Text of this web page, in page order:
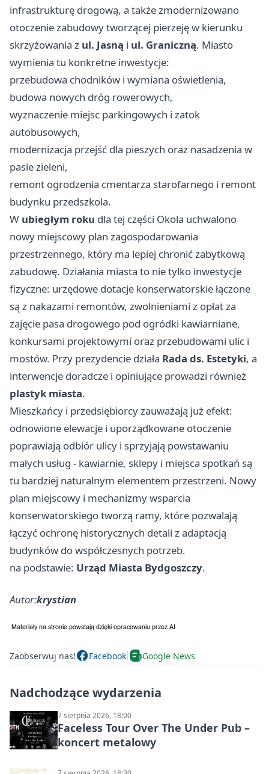
infrastrukturę drogową, a także zmodernizowano
otoczenie zabudowy tworzącej pierzeję w kierunku
skrzyżowania z ul. Jasną i ul. Graniczną. Miasto
wymienia tu konkretne inwestycje:
przebudowa chodników i wymiana oświetlenia,
budowa nowych dróg rowerowych,
wyznaczenie miejsc parkingowych i zatok
autobusowych,
modernizacja przejść dla pieszych oraz nasadzenia w
pasie zieleni,
remont ogrodzenia cmentarza starofarnego i remont
budynku przedszkola.
W ubiegłym roku dla tej części Okola uchwalono
nowy miejscowy plan zagospodarowania
przestrzennego, który ma lepiej chronić zabytkową
zabudowę. Działania miasta to nie tylko inwestycje
fizyczne: urzędowe dotacje konserwatorskie łączone
są z nakazami remontów, zwolnieniami z opłat za
zajęcie pasa drogowego pod ogródki kawiarniane,
konkursami projektowymi oraz przebudowami ulic i
mostów. Przy prezydencie działa Rada ds. Estetyki, a
interwencje doradcze i opiniujące prowadzi również
plastyk miasta.
Mieszkańcy i przedsiębiorcy zauważają już efekt:
odnowione elewacje i uporządkowane otoczenie
poprawiają odbiór ulicy i sprzyjają powstawaniu
małych usług - kawiarnie, sklepy i miejsca spotkań są
tu bardziej naturalnym elementem przestrzeni. Nowy
plan miejscowy i mechanizmy wsparcia
konserwatorskiego tworzą ramy, które pozwalają
łączyć ochronę historycznych detali z adaptacją
budynków do współczesnych potrzeb.
na podstawie: Urząd Miasta Bydgoszczy.
Autor:krystian
Zaobserwuj nas! Facebook Google News
Nadchodzące wydarzenia
7 sierpnia 2026, 18:00
Faceless Tour Over The Under Pub –
koncert metalowy